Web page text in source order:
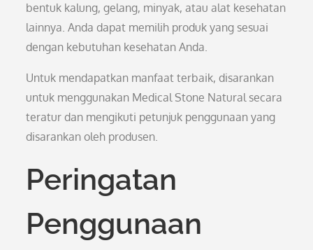
bentuk kalung, gelang, minyak, atau alat kesehatan
lainnya. Anda dapat memilih produk yang sesuai
dengan kebutuhan kesehatan Anda.
Untuk mendapatkan manfaat terbaik, disarankan
untuk menggunakan Medical Stone Natural secara
teratur dan mengikuti petunjuk penggunaan yang
disarankan oleh produsen.
Peringatan
Penggunaan